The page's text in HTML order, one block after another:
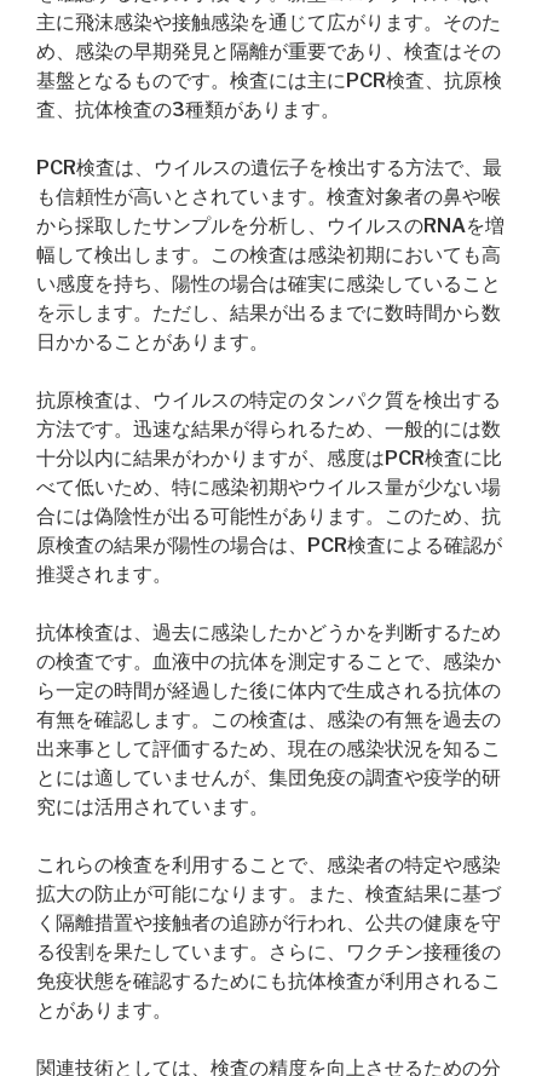
主に飛沫感染や接触感染を通じて広がります。そのた
め、感染の早期発見と隔離が重要であり、検査はその
基盤となるものです。検査には主にPCR検査、抗原検
査、抗体検査の3種類があります。
PCR検査は、ウイルスの遺伝子を検出する方法で、最
も信頼性が高いとされています。検査対象者の鼻や喉
から採取したサンプルを分析し、ウイルスのRNAを増
幅して検出します。この検査は感染初期においても高
い感度を持ち、陽性の場合は確実に感染していること
を示します。ただし、結果が出るまでに数時間から数
日かかることがあります。
抗原検査は、ウイルスの特定のタンパク質を検出する
方法です。迅速な結果が得られるため、一般的には数
十分以内に結果がわかりますが、感度はPCR検査に比
べて低いため、特に感染初期やウイルス量が少ない場
合には偽陰性が出る可能性があります。このため、抗
原検査の結果が陽性の場合は、PCR検査による確認が
推奨されます。
抗体検査は、過去に感染したかどうかを判断するため
の検査です。血液中の抗体を測定することで、感染か
ら一定の時間が経過した後に体内で生成される抗体の
有無を確認します。この検査は、感染の有無を過去の
出来事として評価するため、現在の感染状況を知るこ
とには適していませんが、集団免疫の調査や疫学的研
究には活用されています。
これらの検査を利用することで、感染者の特定や感染
拡大の防止が可能になります。また、検査結果に基づ
く隔離措置や接触者の追跡が行われ、公共の健康を守
る役割を果たしています。さらに、ワクチン接種後の
免疫状態を確認するためにも抗体検査が利用されるこ
とがあります。
関連技術としては、検査の精度を向上させるための分